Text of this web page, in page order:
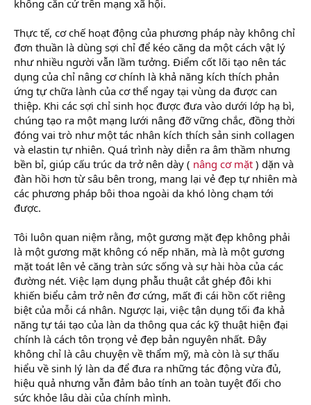
không căn cứ trên mạng xã hội.
Thực tế, cơ chế hoạt động của phương pháp này không chỉ
đơn thuần là dùng sợi chỉ để kéo căng da một cách vật lý
như nhiều người vẫn lầm tưởng. Điểm cốt lõi tạo nên tác
dụng của chỉ nâng cơ chính là khả năng kích thích phản
ứng tự chữa lành của cơ thể ngay tại vùng da được can
thiệp. Khi các sợi chỉ sinh học được đưa vào dưới lớp hạ bì,
chúng tạo ra một mạng lưới nâng đỡ vững chắc, đồng thời
đóng vai trò như một tác nhân kích thích sản sinh collagen
và elastin tự nhiên. Quá trình này diễn ra âm thầm nhưng
bền bỉ, giúp cấu trúc da trở nên dày ( nâng cơ mặt ) dặn và
đàn hồi hơn từ sâu bên trong, mang lại vẻ đẹp tự nhiên mà
các phương pháp bôi thoa ngoài da khó lòng chạm tới
được.
Tôi luôn quan niệm rằng, một gương mặt đẹp không phải
là một gương mặt không có nếp nhăn, mà là một gương
mặt toát lên vẻ căng tràn sức sống và sự hài hòa của các
đường nét. Việc lạm dụng phẫu thuật cắt ghép đôi khi
khiến biểu cảm trở nên đơ cứng, mất đi cái hồn cốt riêng
biệt của mỗi cá nhân. Ngược lại, việc tận dụng tối đa khả
năng tự tái tạo của làn da thông qua các kỹ thuật hiện đại
chính là cách tôn trọng vẻ đẹp bản nguyên nhất. Đây
không chỉ là câu chuyện về thẩm mỹ, mà còn là sự thấu
hiểu về sinh lý làn da để đưa ra những tác động vừa đủ,
hiệu quả nhưng vẫn đảm bảo tính an toàn tuyệt đối cho
sức khỏe lâu dài của chính mình.